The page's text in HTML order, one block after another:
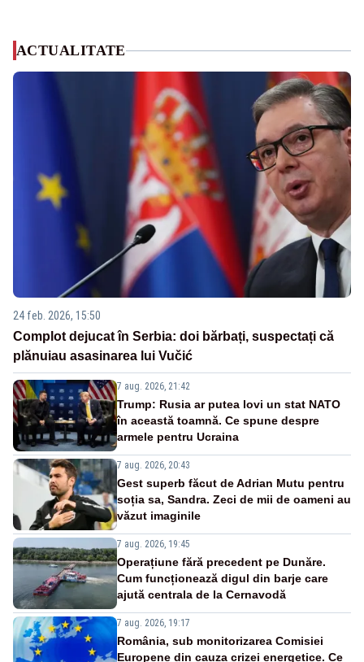
ACTUALITATE
24 feb. 2026, 15:50
Complot dejucat în Serbia: doi bărbați, suspectați că
plănuiau asasinarea lui Vučić
7 aug. 2026, 21:42
Trump: Rusia ar putea lovi un stat NATO
în această toamnă. Ce spune despre
armele pentru Ucraina
7 aug. 2026, 20:43
Gest superb făcut de Adrian Mutu pentru
soția sa, Sandra. Zeci de mii de oameni au
văzut imaginile
7 aug. 2026, 19:45
Operațiune fără precedent pe Dunăre.
Cum funcționează digul din barje care
ajută centrala de la Cernavodă
7 aug. 2026, 19:17
România, sub monitorizarea Comisiei
Europene din cauza crizei energetice. Ce